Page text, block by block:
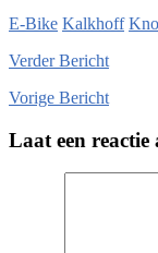
E-Bike Kalkhoff
VerderBericht
Vorige Bericht
Laat een reactie